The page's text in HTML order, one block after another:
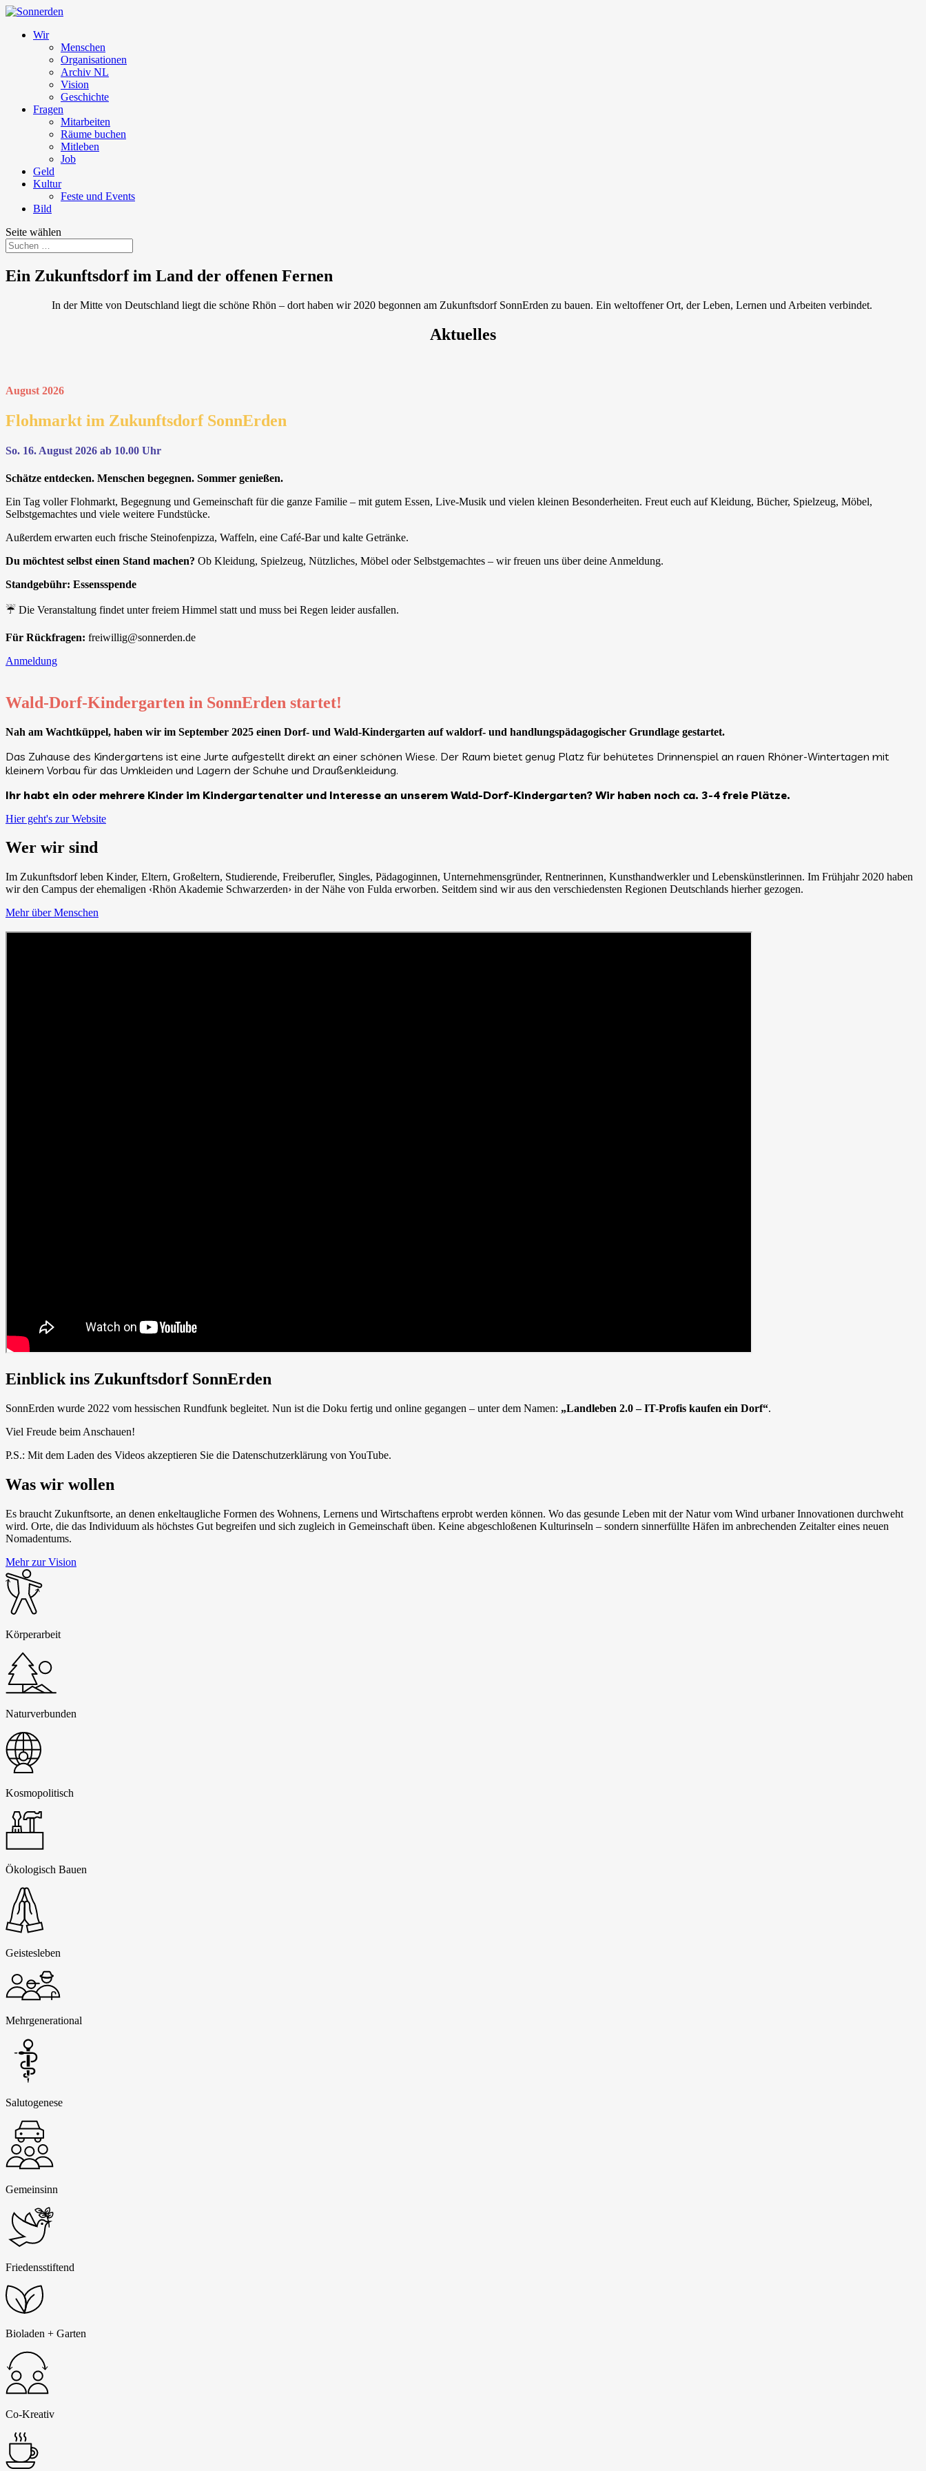
Wir
Menschen
Organisationen
Archiv NL
Vision
Geschichte
Fragen
Mitarbeiten
Räume buchen
Mitleben
Job
Geld
Kultur
Feste und Events
Bild
Seite wählen
Ein Zukunftsdorf im Land der offenen Fernen
In der Mitte von Deutschland liegt die schöne Rhön – dort haben wir 2020 begonnen am Zukunftsdorf SonnErden zu bauen. Ein weltoffener Ort, der Leben, Lernen und Arbeiten verbindet.
Aktuelles
August 2026
Flohmarkt im Zukunftsdorf SonnErden
So. 16. August 2026 ab 10.00 Uhr
Schätze entdecken. Menschen begegnen. Sommer genießen.
Ein Tag voller Flohmarkt, Begegnung und Gemeinschaft für die ganze Familie – mit gutem Essen, Live-Musik und vielen kleinen Besonderheiten. Freut euch auf Kleidung, Bücher, Spielzeug, Möbel,
Selbstgemachtes und viele weitere Fundstücke.
Außerdem erwarten euch frische Steinofenpizza, Waffeln, eine Café-Bar und kalte Getränke.
Du möchtest selbst einen Stand machen? Ob Kleidung, Spielzeug, Nützliches, Möbel oder Selbstgemachtes – wir freuen uns über deine Anmeldung.
Standgebühr: Essensspende
☔️ Die Veranstaltung findet unter freiem Himmel statt und muss bei Regen leider ausfallen.
Für Rückfragen: freiwillig@sonnerden.de
Anmeldung
Wald-Dorf-Kindergarten in SonnErden startet!
Nah am Wachtküppel, haben wir im September 2025 einen Dorf- und Wald-Kindergarten auf waldorf- und handlungspädagogischer Grundlage gestartet.
Das Zuhause des Kindergartens ist eine Jurte aufgestellt direkt an einer schönen Wiese. Der Raum bietet genug Platz für behütetes Drinnenspiel an rauen Rhöner-Wintertagen mit
kleinem Vorbau für das Umkleiden und Lagern der Schuhe und Draußenkleidung.
Ihr habt ein oder mehrere Kinder im Kindergartenalter und Interesse an unserem Wald-Dorf-Kindergarten? Wir haben noch ca. 3-4 freie Plätze.
Hier geht's zur Website
Wer wir sind
Im Zukunftsdorf leben Kinder, Eltern, Großeltern, Studierende, Freiberufler, Singles, Pädagoginnen, Unternehmensgründer, Rentnerinnen, Kunsthandwerkler und Lebenskünstlerinnen. Im Frühjahr 2020 haben
wir den Campus der ehemaligen ‹Rhön Akademie Schwarzerden› in der Nähe von Fulda erworben. Seitdem sind wir aus den verschiedensten Regionen Deutschlands hierher gezogen.
Mehr über Menschen
Einblick ins Zukunftsdorf SonnErden
SonnErden wurde 2022 vom hessischen Rundfunk begleitet. Nun ist die Doku fertig und online gegangen – unter dem Namen: „Landleben 2.0 – IT-Profis kaufen ein Dorf“.
Viel Freude beim Anschauen!
P.S.: Mit dem Laden des Videos akzeptieren Sie die Datenschutzerklärung von YouTube.
Was wir wollen
Es braucht Zukunftsorte, an denen enkeltaugliche Formen des Wohnens, Lernens und Wirtschaftens erprobt werden können. Wo das gesunde Leben mit der Natur vom Wind urbaner Innovationen durchweht
wird. Orte, die das Individuum als höchstes Gut begreifen und sich zugleich in Gemeinschaft üben. Keine abgeschloßenen Kulturinseln – sondern sinnerfüllte Häfen im anbrechenden Zeitalter eines neuen
Nomadentums.
Mehr zur Vision
Körperarbeit
Naturverbunden
Kosmopolitisch
Ökologisch Bauen
Geistesleben
Mehrgenerational
Salutogenese
Gemeinsinn
Friedensstiftend
Bioladen + Garten
Co-Kreativ